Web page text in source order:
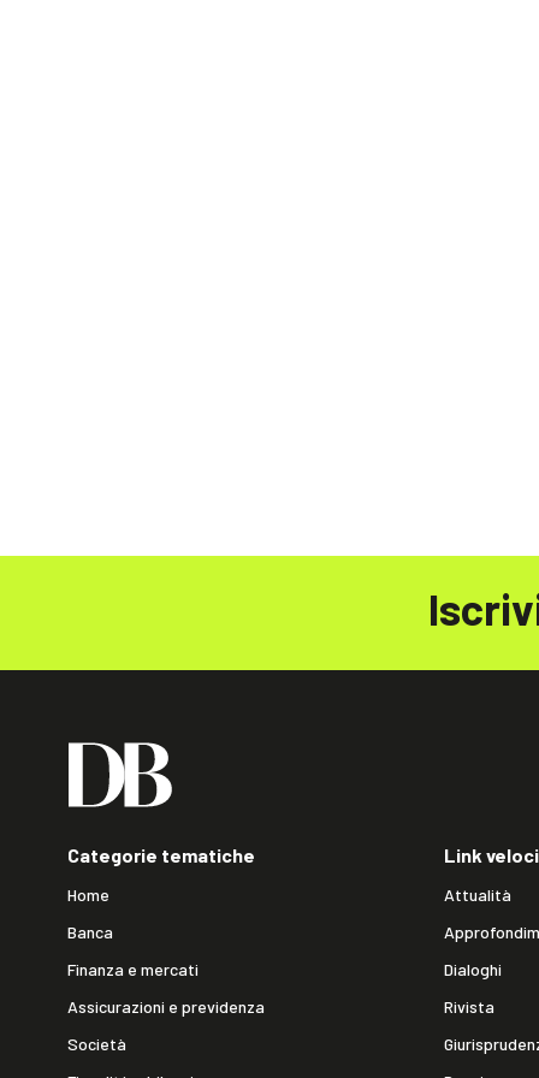
Categorie tematiche
Home
Banca
Finanza e mercati
Assicurazioni e previdenza
Società
Link veloci
Attualità
Dialoghi
Rivista